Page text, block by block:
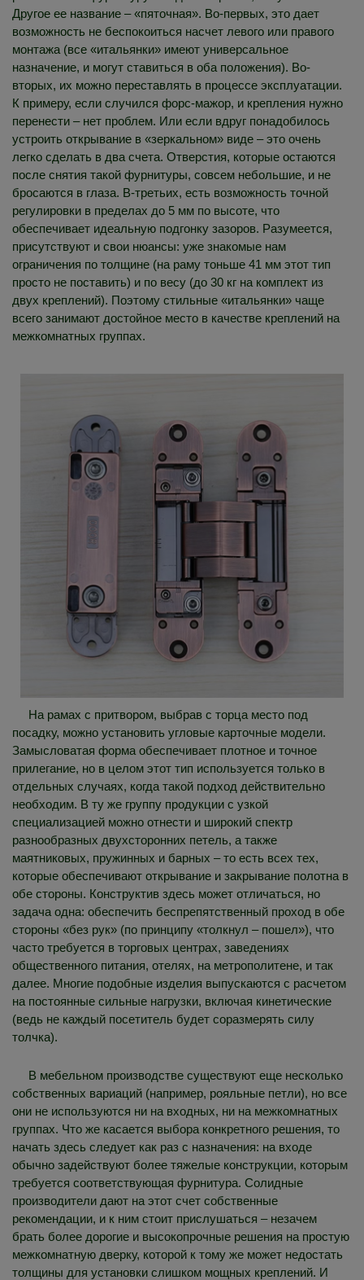
Другое ее название – «пяточная». Во-первых, это дает
возможность не беспокоиться насчет левого или правого
монтажа (все «итальянки» имеют универсальное
назначение, и могут ставиться в оба положения). Во-
вторых, их можно переставлять в процессе эксплуатации.
К примеру, если случился форс-мажор, и крепления нужно
перенести – нет проблем. Или если вдруг понадобилось
устроить открывание в «зеркальном» виде – это очень
легко сделать в два счета. Отверстия, которые остаются
после снятия такой фурнитуры, совсем небольшие, и не
бросаются в глаза. В-третьих, есть возможность точной
регулировки в пределах до 5 мм по высоте, что
обеспечивает идеальную подгонку зазоров. Разумеется,
присутствуют и свои нюансы: уже знакомые нам
ограничения по толщине (на раму тоньше 41 мм этот тип
просто не поставить) и по весу (до 30 кг на комплект из
двух креплений). Поэтому стильные «итальянки» чаще
всего занимают достойное место в качестве креплений на
межкомнатных группах.
На рамах с притвором, выбрав с торца место под
посадку, можно установить угловые карточные модели.
Замысловатая форма обеспечивает плотное и точное
прилегание, но в целом этот тип используется только в
отдельных случаях, когда такой подход действительно
необходим. В ту же группу продукции с узкой
специализацией можно отнести и широкий спектр
разнообразных двухсторонних петель, а также
маятниковых, пружинных и барных – то есть всех тех,
которые обеспечивают открывание и закрывание полотна в
обе стороны. Конструктив здесь может отличаться, но
задача одна: обеспечить беспрепятственный проход в обе
стороны «без рук» (по принципу «толкнул – пошел»), что
часто требуется в торговых центрах, заведениях
общественного питания, отелях, на метрополитене, и так
далее. Многие подобные изделия выпускаются с расчетом
на постоянные сильные нагрузки, включая кинетические
(ведь не каждый посетитель будет соразмерять силу
толчка).
В мебельном производстве существуют еще несколько
собственных вариаций (например, рояльные петли), но все
они не используются ни на входных, ни на межкомнатных
группах. Что же касается выбора конкретного решения, то
начать здесь следует как раз с назначения: на входе
обычно задействуют более тяжелые конструкции, которым
требуется соответствующая фурнитура. Солидные
производители дают на этот счет собственные
рекомендации, и к ним стоит прислушаться – незачем
брать более дорогие и высокопрочные решения на простую
межкомнатную дверку, которой к тому же может недостать
толщины для установки слишком мощных креплений. И